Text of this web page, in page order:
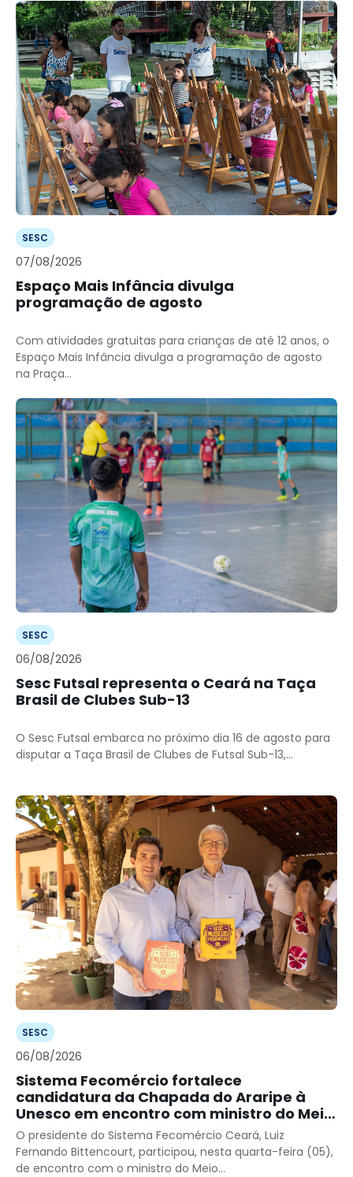
SESC
07/08/2026
Espaço Mais Infância divulga
programação de agosto
Com atividades gratuitas para crianças de até 12 anos, o
Espaço Mais Infância divulga a programação de agosto
na Praça...
SESC
06/08/2026
Sesc Futsal representa o Ceará na Taça
Brasil de Clubes Sub-13
O Sesc Futsal embarca no próximo dia 16 de agosto para
disputar a Taça Brasil de Clubes de Futsal Sub-13,...
SESC
06/08/2026
Sistema Fecomércio fortalece
candidatura da Chapada do Araripe à
Unesco em encontro com ministro do Meio
Ambiente
O presidente do Sistema Fecomércio Ceará, Luiz
Fernando Bittencourt, participou, nesta quarta-feira (05),
de encontro com o ministro do Meio...